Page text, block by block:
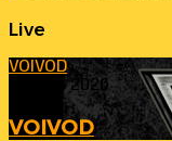
Live
VOIVOD
23. Juli 2026
VOIVOD